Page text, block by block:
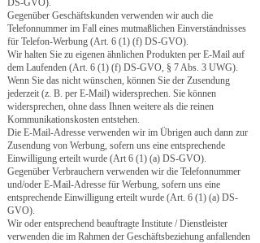
DS-GVO).
Gegenüber Geschäftskunden verwenden wir auch die
Telefonnummer im Fall eines mutmaßlichen Einverständnisses
für Telefon-Werbung (Art. 6 (1) (f) DS-GVO).
Wir halten Sie zu eigenen ähnlichen Produkten per E-Mail auf
dem Laufenden (Art. 6 (1) (f) DS-GVO, § 7 Abs. 3 UWG).
Wenn Sie das nicht wünschen, können Sie der Zusendung
jederzeit (z. B. per E-Mail) widersprechen. Sie können
widersprechen, ohne dass Ihnen weitere als die reinen
Kommunikationskosten entstehen.
Die E-Mail-Adresse verwenden wir im Übrigen auch dann zur
Zusendung von Werbung, sofern uns eine entsprechende
Einwilligung erteilt wurde (Art 6 (1) (a) DS-GVO).
Gegenüber Verbrauchern verwenden wir die Telefonnummer
und/oder E-Mail-Adresse für Werbung, sofern uns eine
entsprechende Einwilligung erteilt wurde (Art. 6 (1) (a) DS-
GVO).
Wir oder entsprechend beauftragte Institute / Dienstleister
verwenden die im Rahmen der Geschäftsbeziehung anfallenden